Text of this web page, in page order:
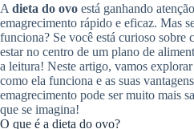
A dieta do ovo está ganhando
emagrecimento rápido e eficaz. Mas
funciona? Se você está curioso sobre
estar no centro de um plano de
a leitura! Neste artigo, vamos
como ela funciona e as suas
emagrecimento pode ser muito mais
que se imagina!
O que é a dieta do ovo?